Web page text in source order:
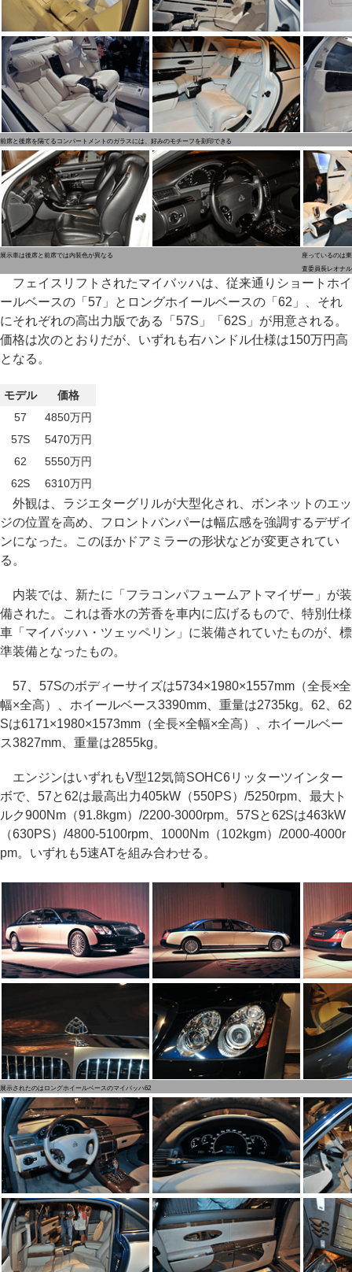
前席と後席を隔てるコンパートメントのガラスには、好みのモチーフを刻印できる
展示車は後席と前席では内装色が異なる
座っているのは
査委員長レオナ
フェイスリフトされたマイバッハは、従来通りショートホイ
ールベースの「57」とロングホイールベースの「62」、それ
にそれぞれの高出力版である「57S」「62S」が用意される。
価格は次のとおりだが、いずれも右ハンドル仕様は150万円高
となる。
モデル
価格
57
4850万円
57S
5470万円
62
5550万円
62S
6310万円
外観は、ラジエターグリルが大型化され、ボンネットのエッ
ジの位置を高め、フロントバンパーは幅広感を強調するデザイ
ンになった。このほかドアミラーの形状などが変更されてい
る。
内装では、新たに「フラコンパフュームアトマイザー」が装
備された。これは香水の芳香を車内に広げるもので、特別仕様
車「マイバッハ・ツェッペリン」に装備されていたものが、標
準装備となったもの。
57、57Sのボディーサイズは5734×1980×1557mm（全長×全
幅×全高）、ホイールベース3390mm、重量は2735kg。62、62
Sは6171×1980×1573mm（全長×全幅×全高）、ホイールベー
ス3827mm、重量は2855kg。
エンジンはいずれもV型12気筒SOHC6リッターツインター
ボで、57と62は最高出力405kW（550PS）/5250rpm、最大ト
ルク900Nm（91.8kgm）/2200-3000rpm。57Sと62Sは463kW
（630PS）/4800-5100rpm、1000Nm（102kgm）/2000-4000r
pm。いずれも5速ATを組み合わせる。
展示されたのはロングホイールベースのマイバッハ62